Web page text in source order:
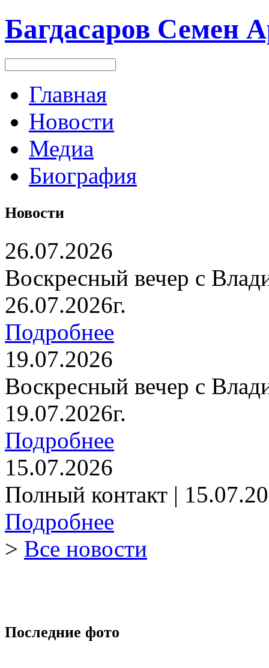
Багдасаров Семен
Главная
Новости
Медиа
Биография
Новости
26.07.2026
Воскресный вечер с
26.07.2026г.
Подробнее
19.07.2026
Воскресный вечер с
19.07.2026г.
Подробнее
15.07.2026
Полный контакт |
Подробнее
> Все новости
Последние фото